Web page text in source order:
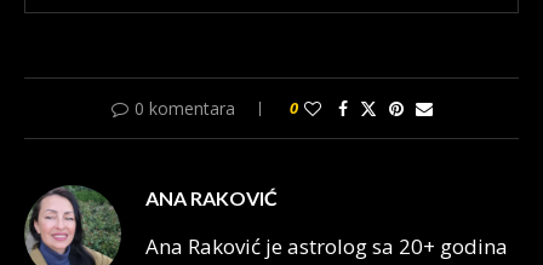
0 komentara 0
ANA RAKOVIĆ
Ana Raković je astrolog sa 20+ godina